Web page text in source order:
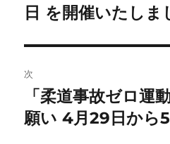
ナ
ビ
ゲ
ー
シ
の
稿:
日 を開催いたしま
次
次
の
「柔道事故ゼロ運
願い 4月29日から5